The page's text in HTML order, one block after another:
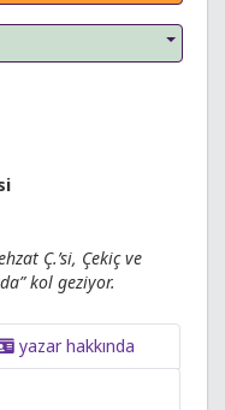
Ç.’si, Çekiç ve
kol geziyor.
yazar hakkında